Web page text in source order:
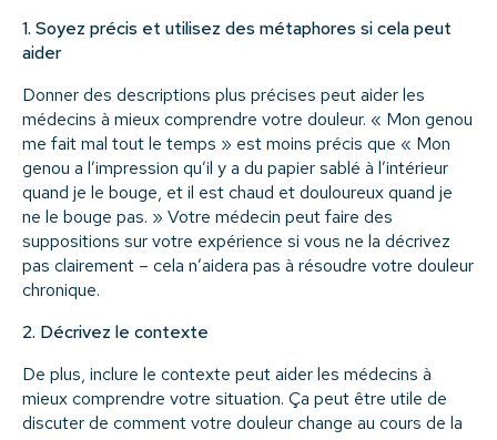
​​1. Soyez précis et utilisez des métaphores si cela peut
aider
Donner des descriptions plus précises peut aider les
médecins à mieux comprendre votre douleur. « Mon genou
me fait mal tout le temps » est moins précis que « Mon
genou a l’impression qu’il y a du papier sablé à l’intérieur
quand je le bouge, et il est chaud et douloureux quand je
ne le bouge pas. » Votre médecin peut faire des
suppositions sur votre expérience si vous ne la décrivez
pas clairement – cela n’aidera pas à résoudre votre douleur
chronique.
2. Décrivez le contexte
De plus, inclure le contexte peut aider les médecins à
mieux comprendre votre situation. Ça peut être utile de
discuter de comment votre douleur change au cours de la